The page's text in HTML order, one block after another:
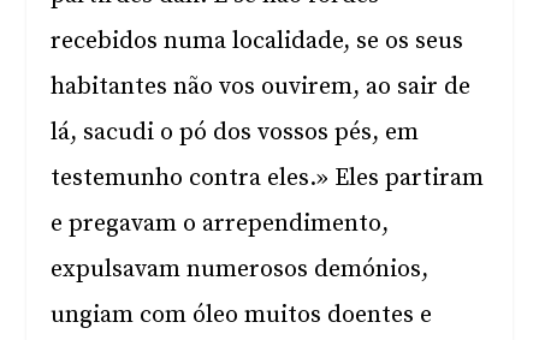
recebidos numa localidade, se os seus
habitantes não vos ouvirem, ao sair de
lá, sacudi o pó dos vossos pés, em
testemunho contra eles.» Eles partiram
e pregavam o arrependimento,
expulsavam numerosos demónios,
ungiam com óleo muitos doentes e